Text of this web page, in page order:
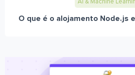
AI & Machine
O que é o alojamento Node.js